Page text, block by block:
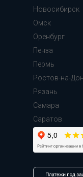
Новосибирск
Омск
Оренбург
Пенза
Пермь
Ростов-на-
Рязань
Самара
Cаратов